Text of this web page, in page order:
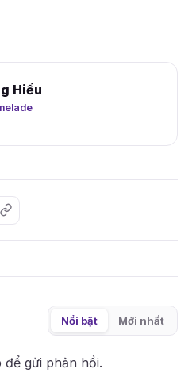
Hiếu
Nổi bật Mới nhất
để gửi phản hồi.